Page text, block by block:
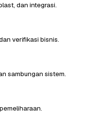
dan integrasi.
verifikasi bisnis.
sambungan sistem.